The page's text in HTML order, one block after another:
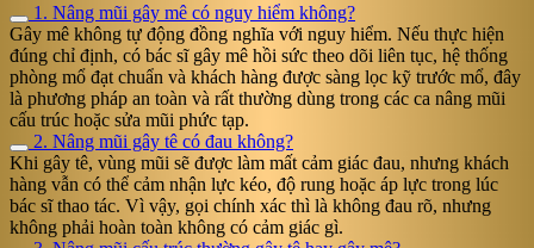
1. Nâng mũi gây mê có nguy hiểm không?
Gây mê không tự động đồng nghĩa với nguy hiểm. Nếu thực hiện
đúng chỉ định, có bác sĩ gây mê hồi sức theo dõi liên tục, hệ thống
phòng mổ đạt chuẩn và khách hàng được sàng lọc kỹ trước mổ, đây
là phương pháp an toàn và rất thường dùng trong các ca nâng mũi
cấu trúc hoặc sửa mũi phức tạp.
2. Nâng mũi gây tê có đau không?
Khi gây tê, vùng mũi sẽ được làm mất cảm giác đau, nhưng khách
hàng vẫn có thể cảm nhận lực kéo, độ rung hoặc áp lực trong lúc
bác sĩ thao tác. Vì vậy, gọi chính xác thì là không đau rõ, nhưng
không phải hoàn toàn không có cảm giác gì.